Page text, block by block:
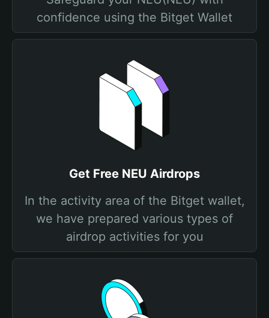
confidence using the Bitget Wallet
Get Free NEU Airdrops
In the activity area of the Bitget wallet,
we have prepared various types of
airdrop activities for you